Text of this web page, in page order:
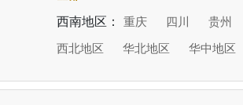
西南地区： 重庆 四川 贵州
西北地区
华北地区 华中地区